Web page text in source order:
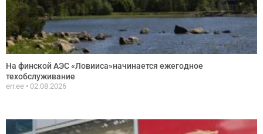
На финской АЭС «Ловииса»начинается ежегодное
техобслуживание
err.ee 02.08.2026